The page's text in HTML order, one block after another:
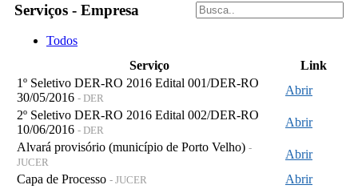
Serviços - Empresa
Todos
Serviço
Link
1º Seletivo DER-RO 2016 Edital 001/DER-RO
30/05/2016 - DER
Abrir
2º Seletivo DER-RO 2016 Edital 002/DER-RO
10/06/2016 - DER
Abrir
Alvará provisório (município de Porto Velho) -
JUCER
Abrir
Capa de Processo - JUCER
Abrir